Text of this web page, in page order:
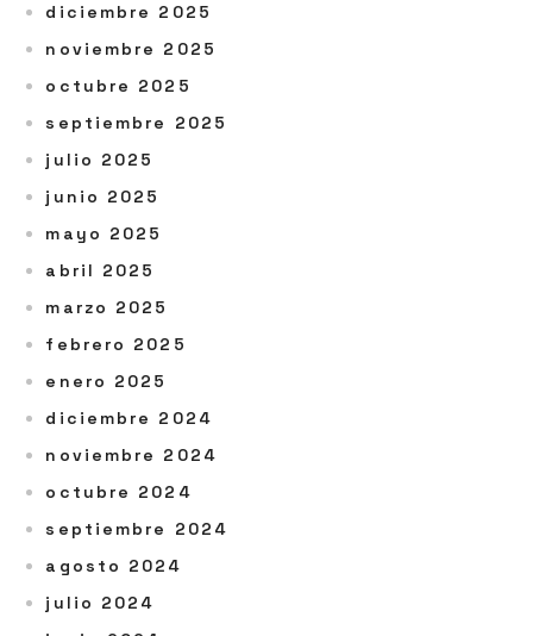
diciembre 2025
noviembre 2025
octubre 2025
septiembre 2025
julio 2025
junio 2025
mayo 2025
abril 2025
marzo 2025
febrero 2025
enero 2025
diciembre 2024
noviembre 2024
octubre 2024
septiembre 2024
agosto 2024
julio 2024